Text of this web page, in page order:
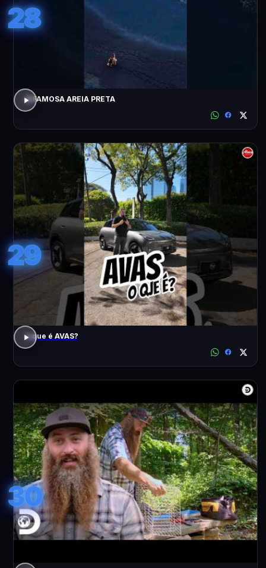
28
A FAMOSA AREIA PRETA
29
o que é AVAS?
30